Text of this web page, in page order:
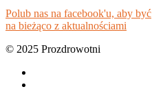
Polub nas na facebook'u, aby być
na bieżąco z aktualnościami
© 2025 Prozdrowotni